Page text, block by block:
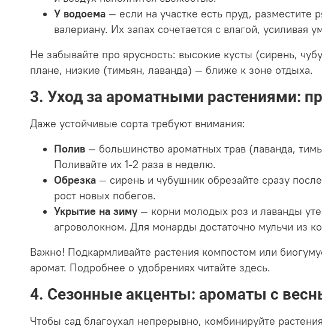
У водоема — если на участке есть пруд, разместите
валериану. Их запах сочетается с влагой, усиливая
Не забывайте про ярусность: высокие кусты (сирень,
плане, низкие (тимьян, лаванда) — ближе к зоне отдыха.
3. Уход за ароматными растениями:
Даже устойчивые сорта требуют внимания:
Полив — большинство ароматных трав (лаванда,
Поливайте их 1-2 раза в неделю.
Обрезка — сирень и чубушник обрезайте сразу
рост новых побегов.
Укрытие на зиму — корни молодых роз и лаванды
агроволокном. Для монарды достаточно мульчи из
Важно! Подкармливайте растения компостом или
аромат. Подробнее о удобрениях читайте здесь.
4. Сезонные акценты: ароматы с
Чтобы сад благоухал непрерывно, комбинируйте